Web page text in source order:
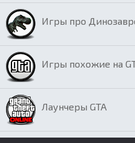
Игры про
Игры похожие на
Лаунчеры GTA